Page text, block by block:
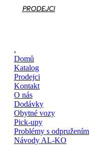
PRODEJCI
,
Domů
Katalog
Prodejci
Kontakt
O nás
Dodávky
Obytné vozy
Pick-upy
Problémy s odpružením
Návody AL-KO